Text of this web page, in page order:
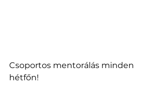
Csoportos mentorálás minden
hétfőn!